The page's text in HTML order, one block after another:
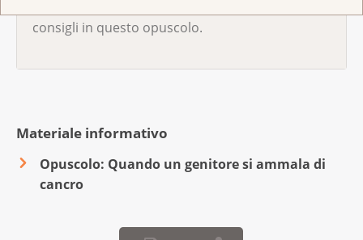
consigli in questo opuscolo.
Materiale informativo
Opuscolo: Quando un genitore si ammala di
cancro